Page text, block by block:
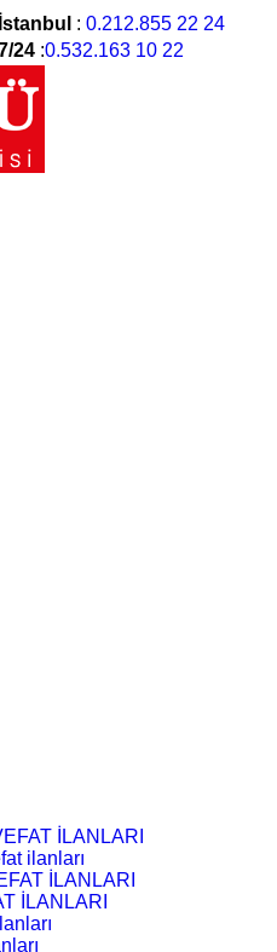
İstanbul : 0.212.855 22 24
24 :0.532.163 10 22
İLANLARI
ilanları
İLANLARI
İLANLARI